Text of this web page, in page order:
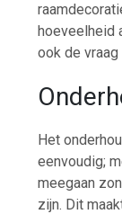
hoeveelheid
ook de
Het
eenvoudig;
meegaan
zijn. Dit